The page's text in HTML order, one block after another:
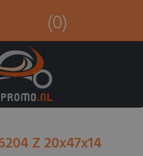
(0)
Z 20x47x14